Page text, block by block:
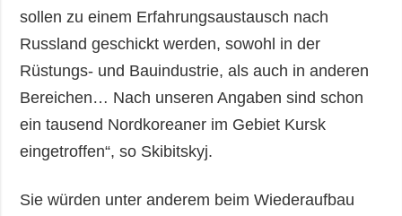
sollen zu einem Erfahrungsaustausch nach
Russland geschickt werden, sowohl in der
Rüstungs- und Bauindustrie, als auch in anderen
Bereichen… Nach unseren Angaben sind schon
ein tausend Nordkoreaner im Gebiet Kursk
eingetroffen“, so Skibitskyj.
Sie würden unter anderem beim Wiederaufbau